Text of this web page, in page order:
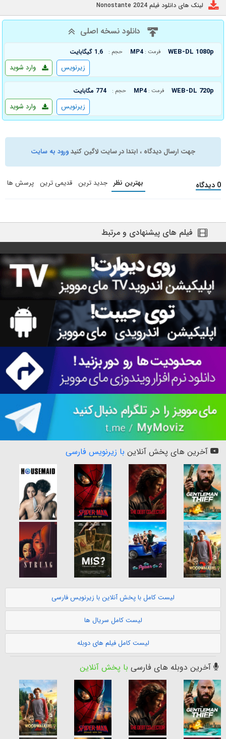
لینک های دانلود فیلم Nonostante 2024
دانلود نسخه اصلی
WEB-DL 1080p فرمت : MP4 حجم : 1.6 گیگابایت
وارد شوید زیرنویس
WEB-DL 720p فرمت : MP4 حجم : 774 مگابایت
وارد شوید زیرنویس
جهت ارسال دیدگاه ، ابتدا در سایت لاگین کنیدورود به سایت
0 دیدگاه بهترین نظر جدید ترین قدیمی ترین پرسش ها
فیلم های پیشنهادی و مرتبط
آخرین های پخش آنلاین با زیرنویس فارسی
لیست کامل با پخش آنلاین با زیرنویس فارسی
لیست کامل سریال ها
لیست کامل فیلم های دوبله
آخرین دوبله های فارسی با پخش آنلاین